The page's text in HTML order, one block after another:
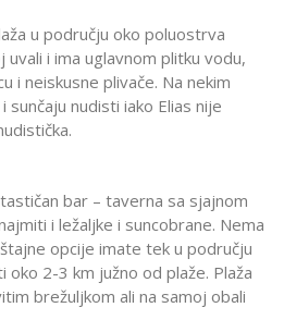
u području oko poluostrva
uvali i ima uglavnom plitku vodu,
i neiskusne plivače. Na nekim
sunčaju nudisti iako Elias nije
bar – taverna sa sjajnom
i ležaljke i suncobrane. Nema
opcije imate tek u području
oko 2-3 km južno od plaže. Plaža
brežuljkom ali na samoj obali